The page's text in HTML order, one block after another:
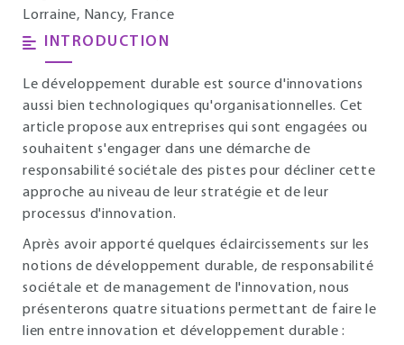
Lorraine, Nancy, France
INTRODUCTION
Le développement durable est source d'innovations
aussi bien technologiques qu'organisationnelles. Cet
article propose aux entreprises qui sont engagées ou
souhaitent s'engager dans une démarche de
responsabilité sociétale des pistes pour décliner cette
approche au niveau de leur stratégie et de leur
processus d'innovation.
Après avoir apporté quelques éclaircissements sur les
notions de développement durable, de responsabilité
sociétale et de management de l'innovation, nous
présenterons quatre situations permettant de faire le
lien entre innovation et développement durable :